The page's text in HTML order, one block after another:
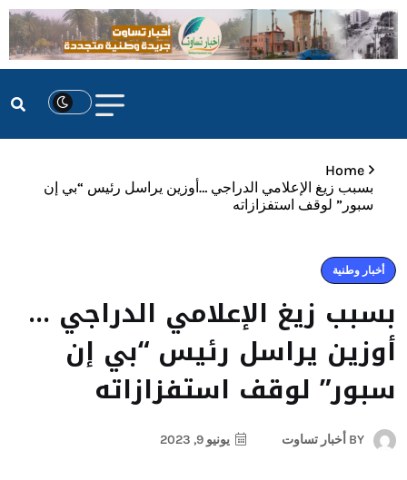
Home
بسبب زيغ الإعلامي الدراجي …أوزين يراسل رئيس “بي إن
سبور” لوقف استفزازاته
أخبار وطنية
بسبب زيغ الإعلامي الدراجي …
أوزين يراسل رئيس “بي إن
سبور” لوقف استفزازاته
BY أخبار تساوت يونيو 9, 2023